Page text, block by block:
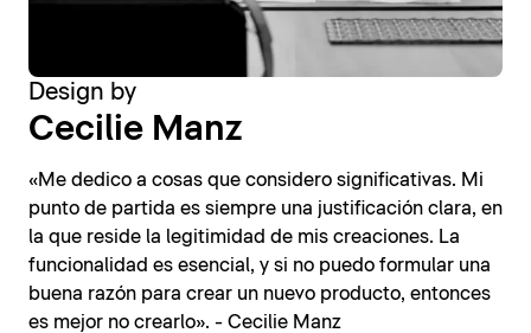
Design by
Cecilie Manz
«Me dedico a cosas que considero significativas. Mi
punto de partida es siempre una justificación clara, en
la que reside la legitimidad de mis creaciones. La
funcionalidad es esencial, y si no puedo formular una
buena razón para crear un nuevo producto, entonces
es mejor no crearlo». - Cecilie Manz